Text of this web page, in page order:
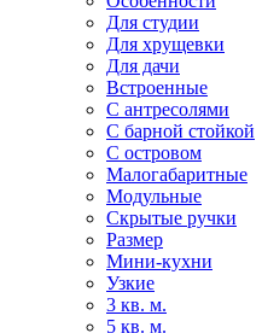
Для студии
Для хрущевки
Для дачи
Встроенные
С антресолями
С барной стойкой
С островом
Малогабаритные
Модульные
Скрытые ручки
Размер
Мини-кухни
Узкие
3 кв. м.
5 кв. м.